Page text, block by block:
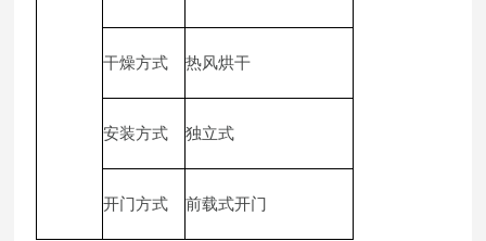
干燥方式 热风烘干
安装方式 独立式
开门方式 前载式开门